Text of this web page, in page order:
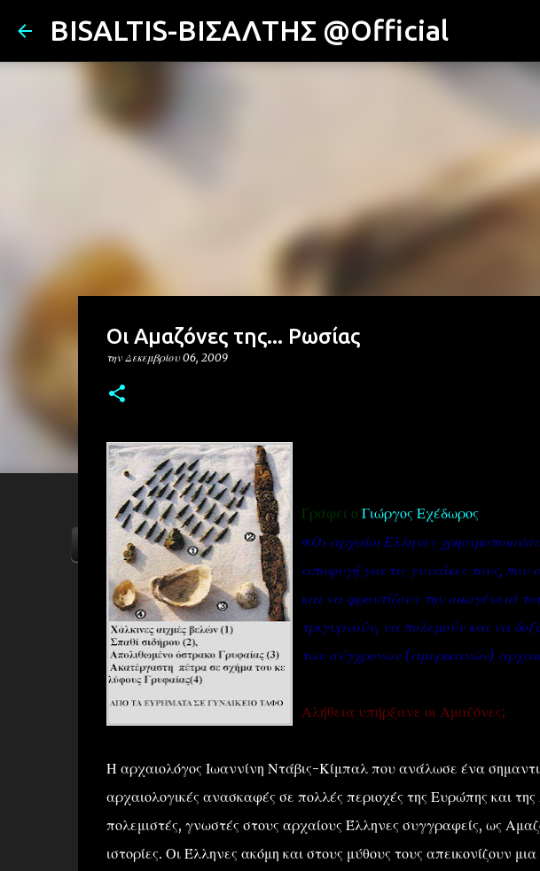
BISALTIS-ΒΙΣΑΛΤΗΣ @Official
ΑΡΧΙΚΗ YOUTUBE FACEBOOK ''ΜΑΓΕΜΕΝΕΣ'' /
Oι Αμαζόνες της... Ρωσίας
την Δεκεμβρίου 06, 2009
Γράφει ο Γιώργος Εχέδωρος
«Οι αρχαίοι Έλληνες
αποφυγή για τις γυναίκες τους, που
και να φροντίζουν την οικογένειά
τριγυρνούν, να πολεμούν και να
των σύγχρονων (αμερικανών)
Αλήθεια υπήρξανε οι Αμαζόνες;
Η αρχαιολόγος Ιωαννίνη Ντάβις-Κίμπαλ που ανάλωσε ένα
αρχαιολογικές ανασκαφές σε πολλές περιοχές της Ευρώπης και
πολεμιστές, γνωστές στους αρχαίους Έλληνες συγγραφείς, ως
ιστορίες. Οι Έλληνες ακόμη και στους μύθους τους απεικονίζουν